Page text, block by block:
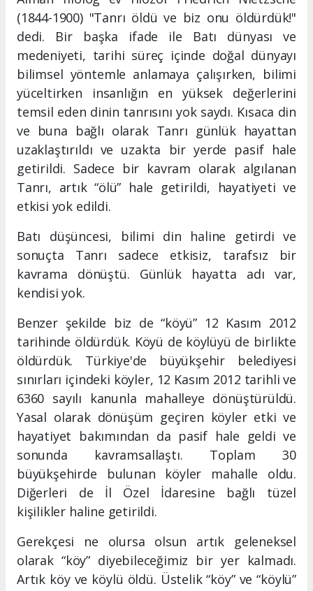
(1844-1900) "Tanrı öldü ve biz onu öldürdük!"
dedi. Bir başka ifade ile Batı dünyası ve
medeniyeti, tarihi süreç içinde doğal dünyayı
bilimsel yöntemle anlamaya çalışırken, bilimi
yüceltirken insanlığın en yüksek değerlerini
temsil eden dinin tanrısını yok saydı. Kısaca din
ve buna bağlı olarak Tanrı günlük hayattan
uzaklaştırıldı ve uzakta bir yerde pasif hale
getirildi. Sadece bir kavram olarak algılanan
Tanrı, artık “ölü” hale getirildi, hayatiyeti ve
etkisi yok edildi.
Batı düşüncesi, bilimi din haline getirdi ve
sonuçta Tanrı sadece etkisiz, tarafsız bir
kavrama dönüştü. Günlük hayatta adı var,
kendisi yok.
Benzer şekilde biz de “köyü” 12 Kasım 2012
tarihinde öldürdük. Köyü de köylüyü de birlikte
öldürdük. Türkiye'de büyükşehir belediyesi
sınırları içindeki köyler, 12 Kasım 2012 tarihli ve
6360 sayılı kanunla mahalleye dönüştürüldü.
Yasal olarak dönüşüm geçiren köyler etki ve
hayatiyet bakımından da pasif hale geldi ve
sonunda kavramsallaştı. Toplam 30
büyükşehirde bulunan köyler mahalle oldu.
Diğerleri de İl Özel İdaresine bağlı tüzel
kişilikler haline getirildi.
Gerekçesi ne olursa olsun artık geleneksel
olarak “köy” diyebileceğimiz bir yer kalmadı.
Artık köy ve köylü öldü. Üstelik “köy” ve “köylü”